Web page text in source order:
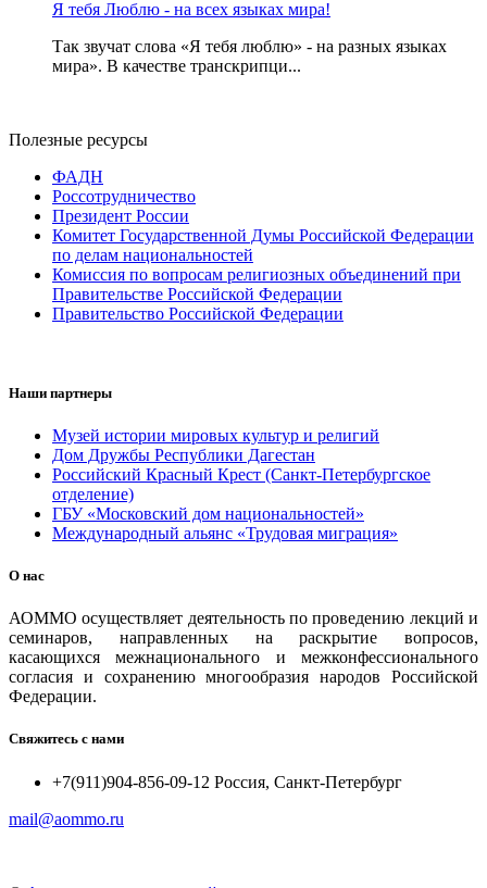
Я тебя Люблю - на всех языках мира!
Так звучат слова «Я тебя люблю» - на разных языках
мира». В качестве транскрипци...
Полезные ресурсы
ФАДН
Россотрудничество
Президент России
Комитет Государственной Думы Российской Федерации
по делам национальностей
Комиссия по вопросам религиозных объединений при
Правительстве Российской Федерации
Правительство Российской Федерации
Наши партнеры
Музей истории мировых культур и религий
Дом Дружбы Республики Дагестан
Российский Красный Крест (Санкт-Петербургское
отделение)
ГБУ «Московский дом национальностей»
Международный альянс «Трудовая миграция»
О нас
АОММО осуществляет деятельность по проведению лекций и
семинаров, направленных на раскрытие вопросов,
касающихся межнационального и межконфессионального
согласия и сохранению многообразия народов Российской
Федерации.
Свяжитесь с нами
+7(911)904-856-09-12 Россия, Санкт-Петербург
mail@aommo.ru